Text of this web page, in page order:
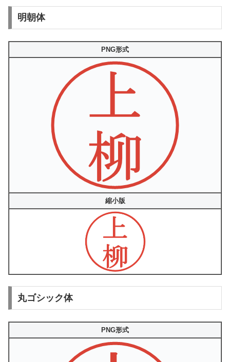
明朝体
PNG形式
縮小版
丸ゴシック体
PNG形式